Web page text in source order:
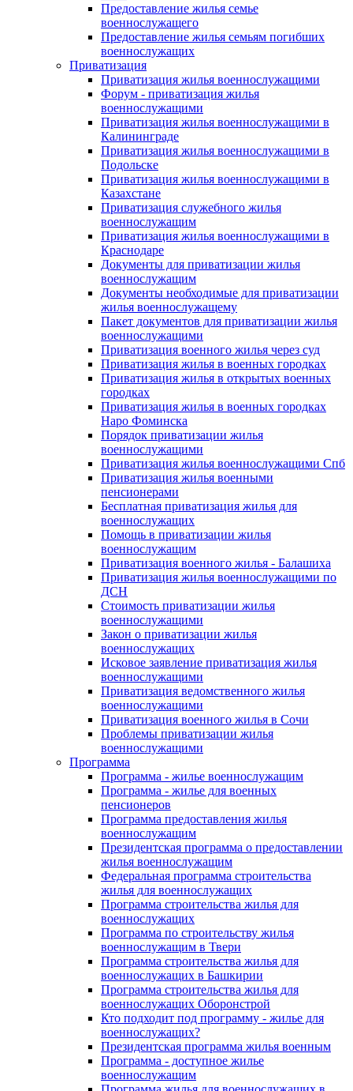
Предоставление жилья семье
военнослужащего
Предоставление жилья семьям погибших
военнослужащих
Приватизация
Приватизация жилья военнослужащими
Форум - приватизация жилья
военнослужащими
Приватизация жилья военнослужащими в
Калининграде
Приватизация жилья военнослужащими в
Подольске
Приватизация жилья военнослужащими в
Казахстане
Приватизация служебного жилья
военнослужащим
Приватизация жилья военнослужащими в
Краснодаре
Документы для приватизации жилья
военнослужащим
Документы необходимые для приватизации
жилья военнослужащему
Пакет документов для приватизации жилья
военнослужащими
Приватизация военного жилья через суд
Приватизация жилья в военных городках
Приватизация жилья в открытых военных
городках
Приватизация жилья в военных городках
Наро Фоминска
Порядок приватизации жилья
военнослужащими
Приватизация жилья военнослужащими Спб
Приватизация жилья военными
пенсионерами
Бесплатная приватизация жилья для
военнослужащих
Помощь в приватизации жилья
военнослужащим
Приватизация военного жилья - Балашиха
Приватизация жилья военнослужащими по
ДСН
Стоимость приватизации жилья
военнослужащими
Закон о приватизации жилья
военнослужащих
Исковое заявление приватизация жилья
военнослужащими
Приватизация ведомственного жилья
военнослужащими
Приватизация военного жилья в Сочи
Проблемы приватизации жилья
военнослужащими
Программа
Программа - жилье военнослужащим
Программа - жилье для военных
пенсионеров
Программа предоставления жилья
военнослужащим
Президентская программа о предоставлении
жилья военнослужащим
Федеральная программа строительства
жилья для военнослужащих
Программа строительства жилья для
военнослужащих
Программа по строительству жилья
военнослужащим в Твери
Программа строительства жилья для
военнослужащих в Башкирии
Программа строительства жилья для
военнослужащих Оборонстрой
Кто подходит под программу - жилье для
военнослужащих?
Президентская программа жилья военным
Программа - доступное жилье
военнослужащим